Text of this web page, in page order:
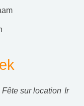
Fête sur location Ir